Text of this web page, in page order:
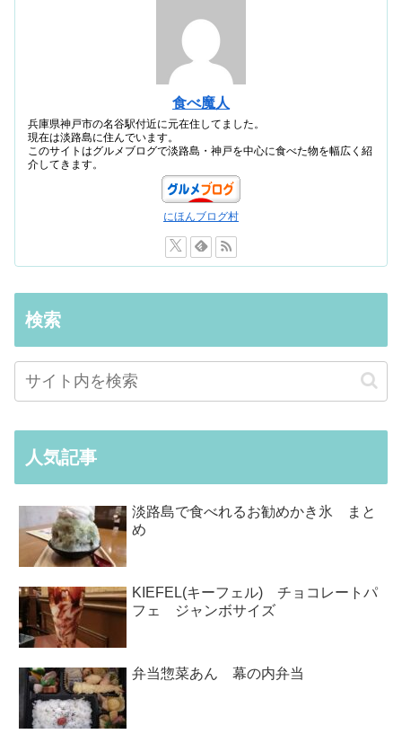
食べ魔人
兵庫県神戸市の名谷駅付近に元在住してました。
現在は淡路島に住んでいます。
このサイトはグルメブログで淡路島・神戸を中心に食べた物を幅広く紹
介してきます。
にほんブログ村
検索
人気記事
淡路島で食べれるお勧めかき氷 まと
め
KIEFEL(キーフェル) チョコレートパ
フェ ジャンボサイズ
弁当惣菜あん 幕の内弁当